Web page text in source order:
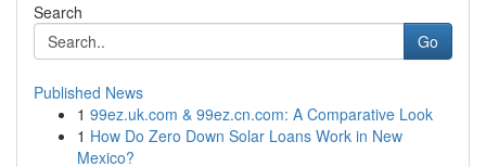
Search
Go
Published News
1 99ez.uk.com & 99ez.cn.com: A Comparative Look
1 How Do Zero Down Solar Loans Work in New
Mexico?